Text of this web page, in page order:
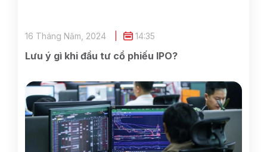
Lưu ý gì khi đầu tư cổ phiếu IPO?
16 Tháng Năm, 2024 14:35